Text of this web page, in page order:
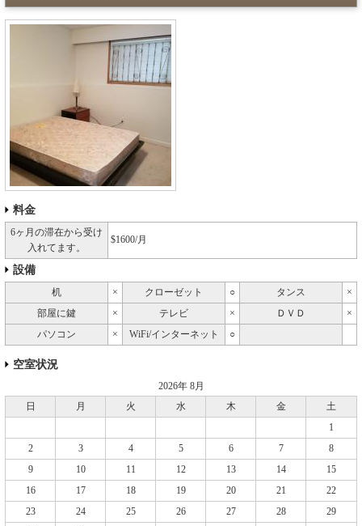
料金
6ヶ月の滞在から受け
入れてます。
$1600/月
設備
机 × クローゼット ○ タンス
×
部屋に鍵
× テレビ × ＤＶＤ
×
パソコン
× WiFi/インターネット ○
空室状況
2026年 8月
日
月 火 水 木 金
土
1
2
3 4 5 6 7
8
9
10 11 12 13 14
15
16
17 18 19 20 21
22
23
24 25 26 27 28
29